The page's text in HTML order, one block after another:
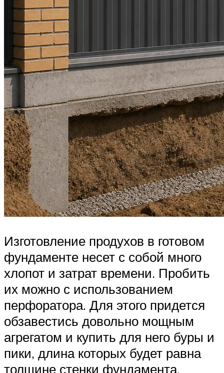
Изготовление продухов в готовом
фундаменте несет с собой много
хлопот и затрат времени. Пробить
их можно с использованием
перфоратора. Для этого придется
обзавестись довольно мощным
агрегатом и купить для него буры и
пики, длина которых будет равна
толщине стенки фундамента.